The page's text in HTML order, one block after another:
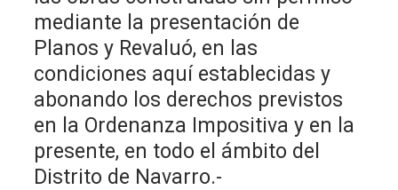
mediante la presentación de
Planos y Revaluó, en las
condiciones aquí establecidas y
abonando los derechos previstos
en la Ordenanza Impositiva y en la
presente, en todo el ámbito del
Distrito de Navarro.-